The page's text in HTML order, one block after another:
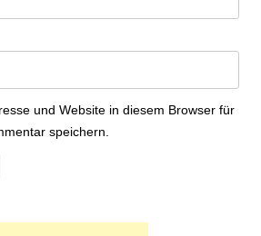
und Website in diesem Browser für
speichern.